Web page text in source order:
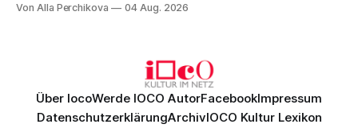
Genau so war der Abend im Kurhaus Wiesbaden, an dem
Von Alla Perchikova 04 Aug. 2026
Über IocoWerde IOCO AutorFacebookImpressum
DatenschutzerklärungArchivIOCO Kultur Lexikon